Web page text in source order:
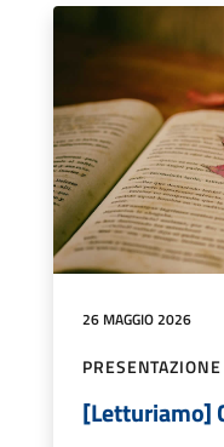
26 MAGGIO 2026
[Letturiamo]